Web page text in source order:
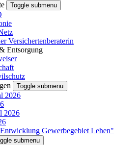
Toggle submenu
Versichertenberaterin
Entsorgung
Toggle submenu
2026
2026
Gewerbegebiet Lehen"
submenu